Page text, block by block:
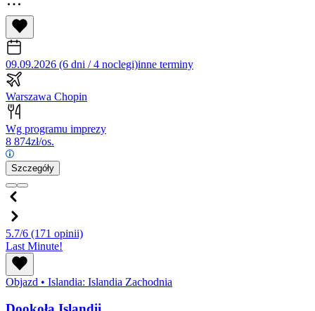
09.09.2026 (6 dni / 4 noclegi)inne terminy
Warszawa Chopin
Wg programu imprezy
8 874zł/os.
Szczegóły
5.7/6 (171 opinii)
Last Minute!
Objazd • Islandia: Islandia Zachodnia